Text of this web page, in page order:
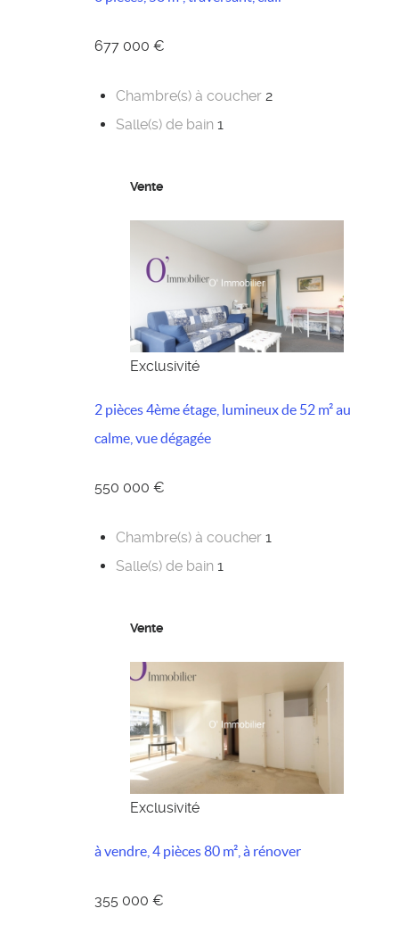
677 000 €
Chambre(s) à coucher 2
Salle(s) de bain 1
Vente
Exclusivité
2 pièces 4ème étage, lumineux de 52 m² au
calme, vue dégagée
550 000 €
Chambre(s) à coucher 1
Salle(s) de bain 1
Vente
Exclusivité
à vendre, 4 pièces 80 m², à rénover
355 000 €